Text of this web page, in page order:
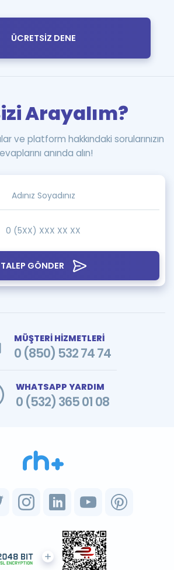
ÜCRETSİZ DENE
TALEP GÖNDER
Arayalım?
ve platform hakkındaki sorularınızın
anında alın!
MÜŞTERİ HİZMETLERİ
0 (850) 532 74 74
WHATSAPP YARDIM
0 (532) 365 01 08